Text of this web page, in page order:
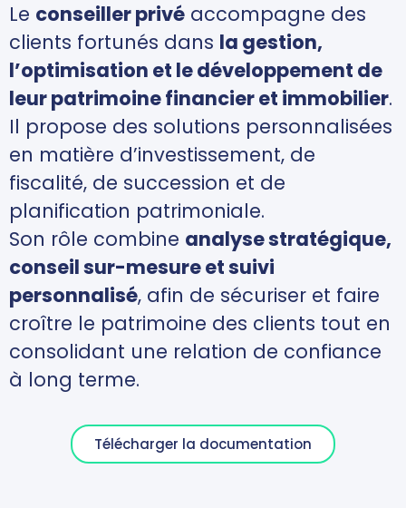
Le conseiller privé accompagne des
clients fortunés dans la gestion,
l’optimisation et le développement de
leur patrimoine financier et immobilier.
Il propose des solutions personnalisées
en matière d’investissement, de
fiscalité, de succession et de
planification patrimoniale.
Son rôle combine analyse stratégique,
conseil sur-mesure et suivi
personnalisé, afin de sécuriser et faire
croître le patrimoine des clients tout en
consolidant une relation de confiance
à long terme.
Télécharger la documentation